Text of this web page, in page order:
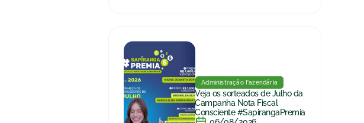
Administração Fazendária
Veja os sorteados de Julho da
Campanha Nota Fiscal
Consciente #SapirangaPremia